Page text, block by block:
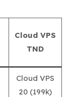
Cloud VPS
TND
Cloud VPS
20 (199k)